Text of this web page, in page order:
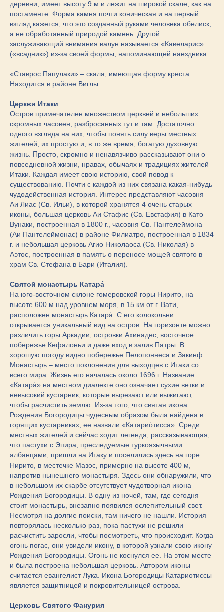
деревни, имеет высоту 9 м и лежит на широкой скале, как на
постаменте. Форма камня почти коническая и на первый
взгляд кажется, что это созданный руками человека обелиск,
а не обработанный природой камень. Другой
заслуживающий внимания валун называется «Кавеларис»
(«всадник») из-за своей формы, напоминающей наездника.
«Ставрос Папулаки» – скала, имеющая форму креста.
Находится в районе Виглы.
Церкви Итаки
Остров примечателен множеством церквей и небольших
скромных часовен, разбросанных тут и там. Достаточно
одного взгляда на них, чтобы понять силу веры местных
жителей, их простую и, в то же время, богатую духовную
жизнь. Просто, скромно и ненавязчиво рассказывают они о
повседневной жизни, нравах, обычаях и традициях жителей
Итаки. Каждая имеет свою историю, свой повод к
существованию. Почти с каждой из них связана какая-нибудь
чудодейственная история. Интерес представляют часовня
Аи Лиас (Св. Ильи), в которой хранятся 4 очень старых
иконы, большая церковь Аи Стафис (Св. Евстафия) в Като
Вунаки, построенная в 1800 г., часовня Св. Пантелеймона
(Аи Пантелеймонас) в районе Филиатро, построенная в 1834
г. и небольшая церковь Агио Николаоса (Св. Николая) в
Аэтос, построенная в память о переносе мощей святого в
храм Св. Стефана в Бари (Италия).
Святой монастырь Катара́
На юго-восточном склоне гомеровской горы Нирито, на
высоте 600 м над уровнем моря, в 15 км от г. Вати,
расположен монастырь Катара́. С его колокольни
открывается уникальный вид на остров. На горизонте можно
различить горы Аркадии, островки Ахинадес, восточное
побережье Кефалоньи и даже вход в залив Патры. В
хорошую погоду видно побережье Пелопоннеса и Закинф.
Монастырь – место поклонения для выходцев с Итаки со
всего мира. Жизнь его началась около 1696 г. Название
«Катара́» на местном диалекте оно означает сухие ветки и
невысокий кустарник, которые вырезают или выжигают,
чтобы расчистить землю. Из-за того, что святая икона
Рождения Богородицы чудесным образом была найдена в
горящих кустарниках, ее назвали «Катарио́тисса». Среди
местных жителей и сейчас ходит легенда, рассказывающая,
что пастухи с Эпира, преследуемые туркоязычными
албанцами, пришли на Итаку и поселились здесь на горе
Нирито, в местечке Мазос, примерно на высоте 400 м,
напротив нынешнего монастыря. Здесь они обнаружили, что
в небольшом их скарбе отсутствует чудотворная икона
Рождения Богородицы. В одну из ночей, там, где сегодня
стоит монастырь, внезапно появился ослепительный свет.
Несмотря на долгие поиски, там ничего не нашли. История
повторялась несколько раз, пока пастухи не решили
расчистить заросли, чтобы посмотреть, что происходит. Когда
огонь погас, они увидели икону, в которой узнали свою икону
Рождения Богородицы. Огонь не коснулся ее. На этом месте
и была построена небольшая церковь. Автором иконы
считается евангелист Лука. Икона Богородицы Катариотиссы
является защитницей и покровительницей острова.
Церковь Святого Фанурия